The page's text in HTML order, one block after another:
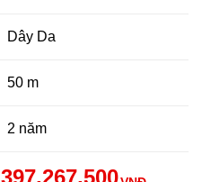
Dây Da
50 m
2 năm